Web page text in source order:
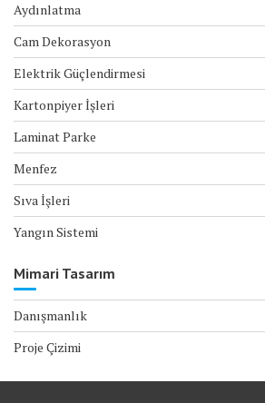
Aydınlatma
Cam Dekorasyon
Elektrik Güçlendirmesi
Kartonpiyer İşleri
Laminat Parke
Menfez
Sıva İşleri
Yangın Sistemi
Mimari Tasarım
Danışmanlık
Proje Çizimi